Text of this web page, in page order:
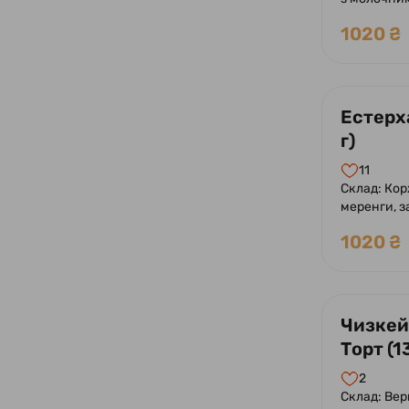
молочного
1020 ₴
г)
11
Склад:
меренги,
мигдалю.
1020 ₴
Торт
2
Склад: